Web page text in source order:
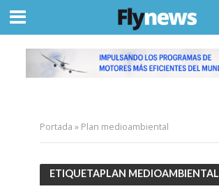
Portada » Plan medioambiental
ETIQUETAPLAN MEDIOAMBIENTAL